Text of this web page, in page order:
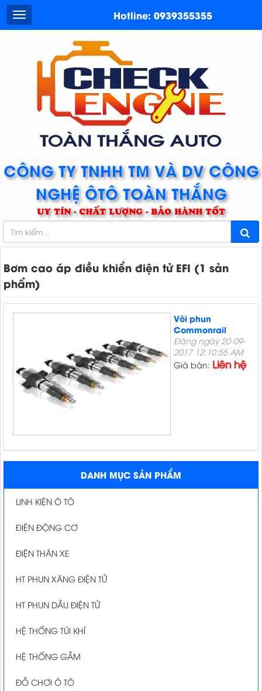
CÔNG TY TNHH TM VÀ DV CÔNG
NGHỆ ÔTÔ TOÀN THẮNG
UY TÍN - CHẤT LƯỢNG - BẢO HÀNH TỐT
Hotline: 0939355355
Bơm cao áp điều khiển điện tử EFI (1 sản
phẩm)
Vòi phun
Commonrail
Đăng ngày 20-09-
2017 12:10:55 AM
Giá bán: Liên hệ
DANH MỤC SẢN PHẨM
LINH KIỆN Ô TÔ
ĐIỆN ĐỘNG CƠ
ĐIỆN THÂN XE
HT PHUN XĂNG ĐIỆN TỬ
HT PHUN DẦU ĐIỆN TỬ
HỆ THỐNG TÚI KHÍ
HỆ THỐNG GẦM
ĐỒ CHƠI Ô TÔ